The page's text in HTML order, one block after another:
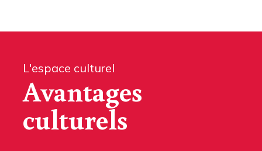
L'espace culturel
Avantages
culturels